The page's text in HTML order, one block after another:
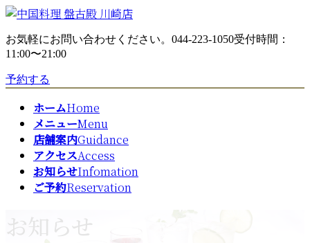
コ
テ
ン
へ
ナ
ゲ
ー
ョ
お気軽にお問い合わせください。 044-223-1050受付時間：
11:00〜21:00
予約する
ホームHome
メニューMenu
店舗案内Guidance
アクセスAccess
お知らせInfomation
ご予約Reservation
お知らせ